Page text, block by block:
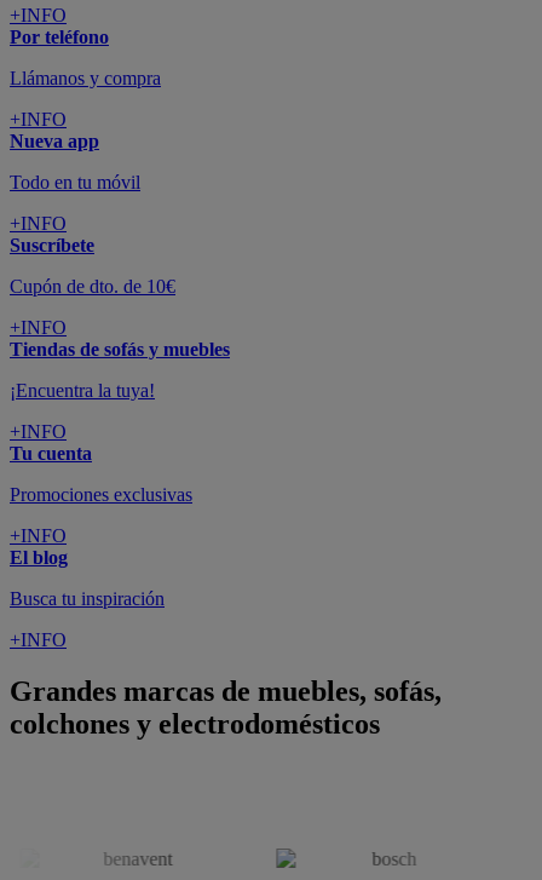
+INFO
Por teléfono
Llámanos y compra
+INFO
Nueva app
Todo en tu móvil
+INFO
Suscríbete
Cupón de dto. de 10€
+INFO
Tiendas de sofás y muebles
¡Encuentra la tuya!
+INFO
Tu cuenta
Promociones exclusivas
+INFO
El blog
Busca tu inspiración
+INFO
Grandes marcas de muebles, sofás,
colchones y electrodomésticos